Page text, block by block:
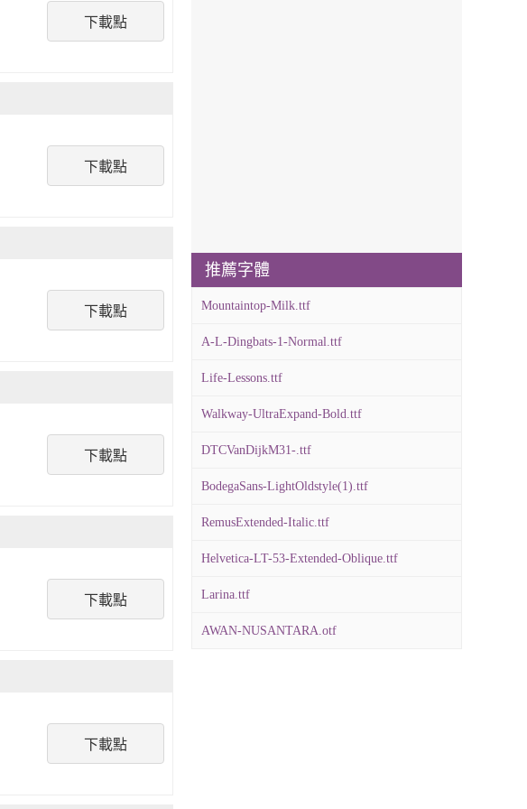
下載點
下載點
下載點
下載點
下載點
下載點
推薦字體
Mountaintop-Milk.ttf
A-L-Dingbats-1-Normal.ttf
Life-Lessons.ttf
Walkway-UltraExpand-Bold.ttf
DTCVanDijkM31-.ttf
BodegaSans-LightOldstyle(1).ttf
RemusExtended-Italic.ttf
Helvetica-LT-53-Extended-Oblique.ttf
Larina.ttf
AWAN-NUSANTARA.otf